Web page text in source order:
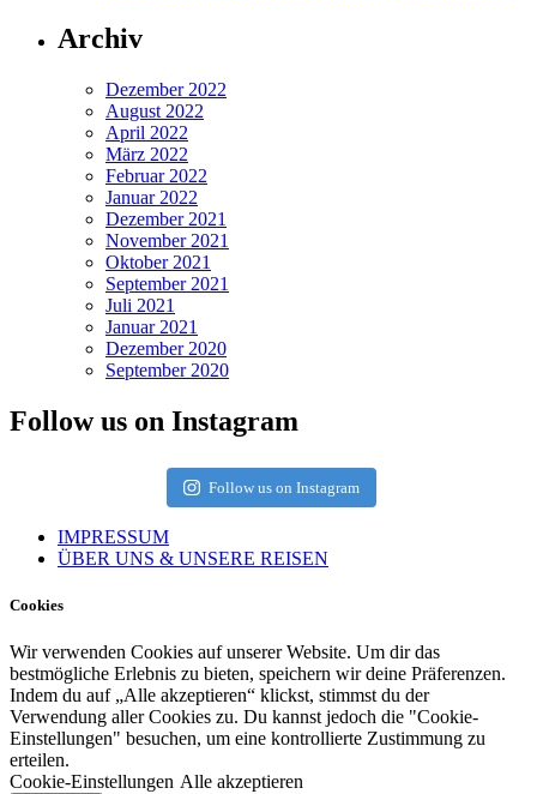
Archiv
Dezember 2022
August 2022
April 2022
März 2022
Februar 2022
Januar 2022
Dezember 2021
November 2021
Oktober 2021
September 2021
Juli 2021
Januar 2021
Dezember 2020
September 2020
Follow us on Instagram
Follow us on Instagram
IMPRESSUM
ÜBER UNS & UNSERE REISEN
Cookies
Wir verwenden Cookies auf unserer Website. Um dir das
bestmögliche Erlebnis zu bieten, speichern wir deine Präferenzen.
Indem du auf „Alle akzeptieren“ klickst, stimmst du der
Verwendung aller Cookies zu. Du kannst jedoch die "Cookie-
Einstellungen" besuchen, um eine kontrollierte Zustimmung zu
erteilen.
Cookie-Einstellungen Alle akzeptieren